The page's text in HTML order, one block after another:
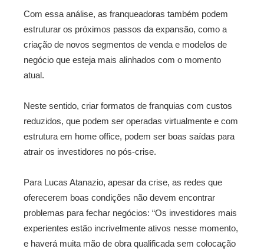
Com essa análise, as franqueadoras também podem
estruturar os próximos passos da expansão, como a
criação de novos segmentos de venda e modelos de
negócio que esteja mais alinhados com o momento
atual.
Neste sentido, criar formatos de franquias com custos
reduzidos, que podem ser operadas virtualmente e com
estrutura em home office, podem ser boas saídas para
atrair os investidores no pós-crise.
Para Lucas Atanazio, apesar da crise, as redes que
oferecerem boas condições não devem encontrar
problemas para fechar negócios: “Os investidores mais
experientes estão incrivelmente ativos nesse momento,
e haverá muita mão de obra qualificada sem colocação